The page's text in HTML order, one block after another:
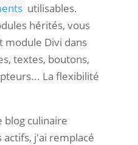
utilisables.
hérités, vous
Divi dans
textes, boutons,
La flexibilité
blog culinaire
j'ai remplacé